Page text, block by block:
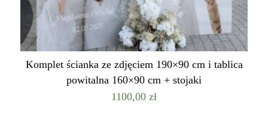
Komplet ścianka ze zdjęciem 190×90 cm i tablica
powitalna 160×90 cm + stojaki
1100,00 zł